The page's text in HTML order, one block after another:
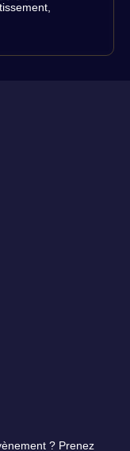
? Prenez